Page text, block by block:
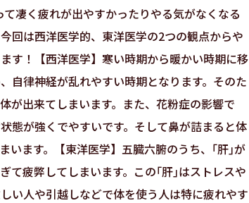
凄く疲れが出やすかったりやる気がなくなる
回は西洋医学的、東洋医学の2つの観点からや
す！【西洋医学】寒い時期から暖かい時期に移
自律神経が乱れやすい時期となります。そのた
が出来てしまいます。また、花粉症の影響で
態が強くでやすいです。そして鼻が詰まると体
います。【東洋医学】五臓六腑のうち、｢肝｣が
て疲弊してしまいます。この｢肝｣はストレスや
い人や引越しなどで体を使う人は特に疲れやす